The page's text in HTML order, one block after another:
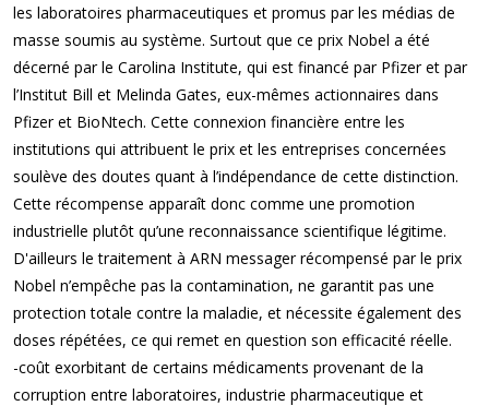
les laboratoires pharmaceutiques et promus par les médias de
masse soumis au système. Surtout que ce prix Nobel a été
décerné par le Carolina Institute, qui est financé par Pfizer et par
l’Institut Bill et Melinda Gates, eux-mêmes actionnaires dans
Pfizer et BioNtech. Cette connexion financière entre les
institutions qui attribuent le prix et les entreprises concernées
soulève des doutes quant à l’indépendance de cette distinction.
Cette récompense apparaît donc comme une promotion
industrielle plutôt qu’une reconnaissance scientifique légitime.
D'ailleurs le traitement à ARN messager récompensé par le prix
Nobel n’empêche pas la contamination, ne garantit pas une
protection totale contre la maladie, et nécessite également des
doses répétées, ce qui remet en question son efficacité réelle.
-coût exorbitant de certains médicaments provenant de la
corruption entre laboratoires, industrie pharmaceutique et